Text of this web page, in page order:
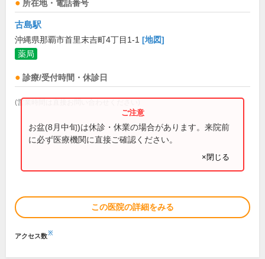
所在地・電話番号
古島駅
沖縄県那覇市首里末吉町4丁目1-1 [地図]
薬局
診療/受付時間・休診日
(営業時間は直接お問い合わせください)
お盆(8月中旬)は休診・休業の場合があります。来院前
に必ず医療機関に直接ご確認ください。
×閉じる
この医院の詳細をみる
アクセス数※